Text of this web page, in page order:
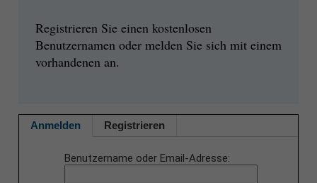
Registrieren Sie einen kostenlosen
Benutzernamen oder melden Sie sich mit einem
vorhandenen an.
Anmelden Registrieren
Benutzername oder Email-Adresse